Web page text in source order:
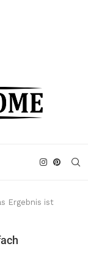
Ergebnis ist